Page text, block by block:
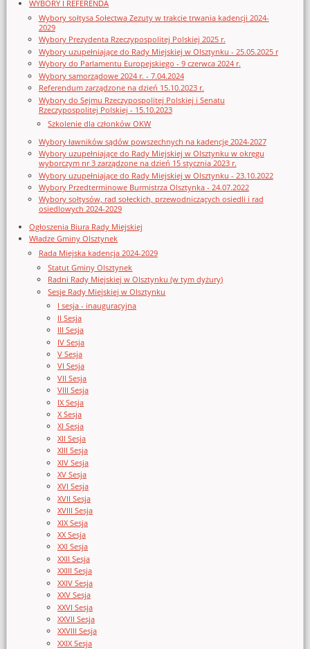
WYBORY I REFERENDA
Wybory sołtysa Sołectwa Zezuty w trakcie trwania kadencji 2024-
2029
Wybory Prezydenta Rzeczypospolitej Polskiej 2025 r.
Wybory uzupełniające do Rady Miejskiej w Olsztynku - 25.05.2025 r
Wybory do Parlamentu Europejskiego - 9 czerwca 2024 r.
Wybory samorządowe 2024 r. - 7.04.2024
Referendum zarządzone na dzień 15.10.2023 r.
Wybory do Sejmu Rzeczypospolitej Polskiej i Senatu
Rzeczypospolitej Polskiej - 15.10.2023
Szkolenie dla członków OKW
Wybory ławników sądów powszechnych na kadencję 2024-2027
Wybory uzupełniające do Rady Miejskiej w Olsztynku w okręgu
wyborczym nr 3 zarządzone na dzień 15 stycznia 2023 r.
Wybory uzupełniające do Rady Miejskiej w Olsztynku - 23.10.2022
Wybory Przedterminowe Burmistrza Olsztynka - 24.07.2022
Wybory sołtysów, rad sołeckich, przewodniczących osiedli i rad
osiedlowych 2024-2029
Ogłoszenia Biura Rady Miejskiej
Władze Gminy Olsztynek
Rada Miejska kadencja 2024-2029
Statut Gminy Olsztynek
Radni Rady Miejskiej w Olsztynku (w tym dyżury)
Sesje Rady Miejskiej w Olsztynku
I sesja - inauguracyjna
II Sesja
III Sesja
IV Sesja
V Sesja
VI Sesja
VII Sesja
VIII Sesja
IX Sesja
X Sesja
XI Sesja
XII Sesja
XIII Sesja
XIV Sesja
XV Sesja
XVI Sesja
XVII Sesja
XVIII Sesja
XIX Sesja
XX Sesja
XXI Sesja
XXII Sesja
XXIII Sesja
XXIV Sesja
XXV Sesja
XXVI Sesja
XXVII Sesja
XXVIII Sesja
XXIX Sesja